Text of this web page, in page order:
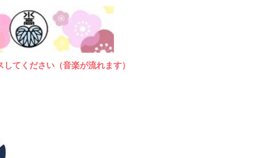
てください（音楽が流れます）